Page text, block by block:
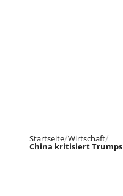
Startseite Wirtschaft
China kritisiert